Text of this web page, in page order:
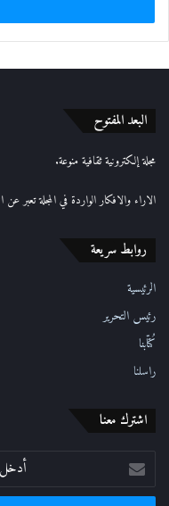
ب
ر
إ
ك
ي
البعد المفتوح
مجلة إلكترونية ثقافية منوعة.
الاراء والافكار الواردة في المجلة تعبر عن
روابط سريعة
الرئيسية
رئيس التحرير
كُتّابنا
راسلنا
اشترك معنا
أدخل
بريدك
الإلكتروني